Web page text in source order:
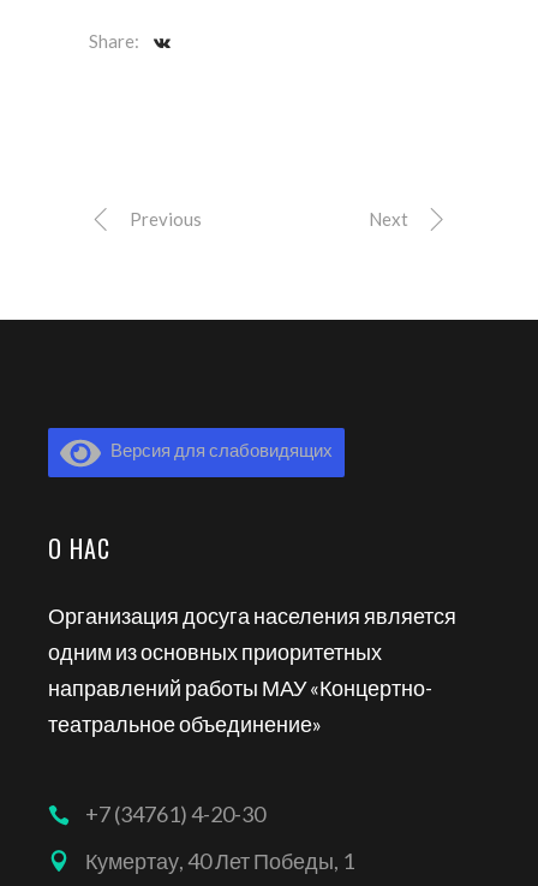
Share:
Previous Next
Версия для слабовидящих
О НАС
Организация досуга населения является
одним из основных приоритетных
направлений работы МАУ «Концертно-
театральное объединение»
+7 (34761) 4-20-30
Кумертау, 40 Лет Победы, 1